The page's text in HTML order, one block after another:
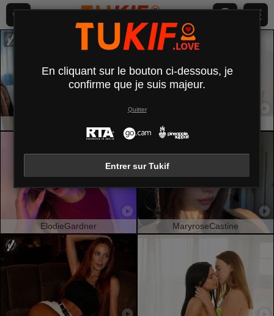
ElodieGardner MaryroseCastine
En cliquant sur le bouton ci-dessous, je
confirme que je suis majeur.
Quitter
Entrer sur Tukif